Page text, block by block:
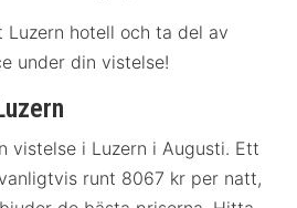
Luzern hotell och ta del av
under din vistelse!
vistelse i Luzern i Augusti. Ett
runt 8067 kr per natt,